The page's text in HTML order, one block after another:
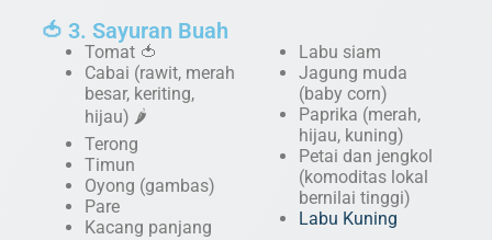
🍅 3. Sayuran Buah
Tomat 🍅
Cabai (rawit, merah
besar, keriting,
hijau) 🌶️
Terong
Timun
Oyong (gambas)
Pare
Kacang panjang
Labu siam
Jagung muda
(baby corn)
Paprika (merah,
hijau, kuning)
Petai dan jengkol
(komoditas lokal
bernilai tinggi)
Labu Kuning